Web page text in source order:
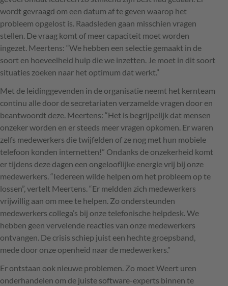
wordt gevraagd om een datum af te geven waarop het
probleem opgelost is. Raadsleden gaan misschien vragen
stellen. De vraag komt of meer capaciteit moet worden
ingezet. Meertens: “We hebben een selectie gemaakt in de
soort en hoeveelheid hulp die we inzetten. Je moet in dit soort
situaties zoeken naar het optimum dat werkt.”
Met de leidinggevenden in de organisatie neemt het kernteam
continu alle door de secretariaten verzamelde vragen door en
beantwoordt deze. Meertens: “Het is begrijpelijk dat mensen
onzeker worden en er steeds meer vragen opkomen. Er waren
zelfs medewerkers die twijfelden of ze nog met hun mobiele
telefoon konden internetten!” Ondanks de onzekerheid komt
er tijdens deze dagen een ongelooflijke energie vrij bij onze
medewerkers. “Iedereen wilde helpen om het probleem op te
lossen”, vertelt Meertens. “Er meldden zich medewerkers
vrijwillig aan om mee te helpen. Zo ondersteunden
medewerkers collega’s bij onze telefonische helpdesk. We
hebben geen vervelende reacties van onze medewerkers
ontvangen. De crisis schiep juist een hechte groepsband,
mede door onze openheid naar de medewerkers.”
Er ontstaan ook nieuwe problemen. Zo moet Weert uren
onderhandelen om de juiste software-experts binnen te